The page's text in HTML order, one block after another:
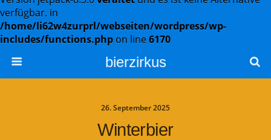
verfügbar. in
/home/li62w4zurprl/webseiten/wordpress/wp-
includes/functions.php on line6170
bierzirkus
26. September 2025
Winterbier